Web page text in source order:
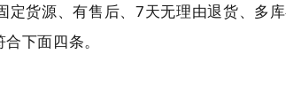
货源、有售后、7天无理由退货、多
下面四条。